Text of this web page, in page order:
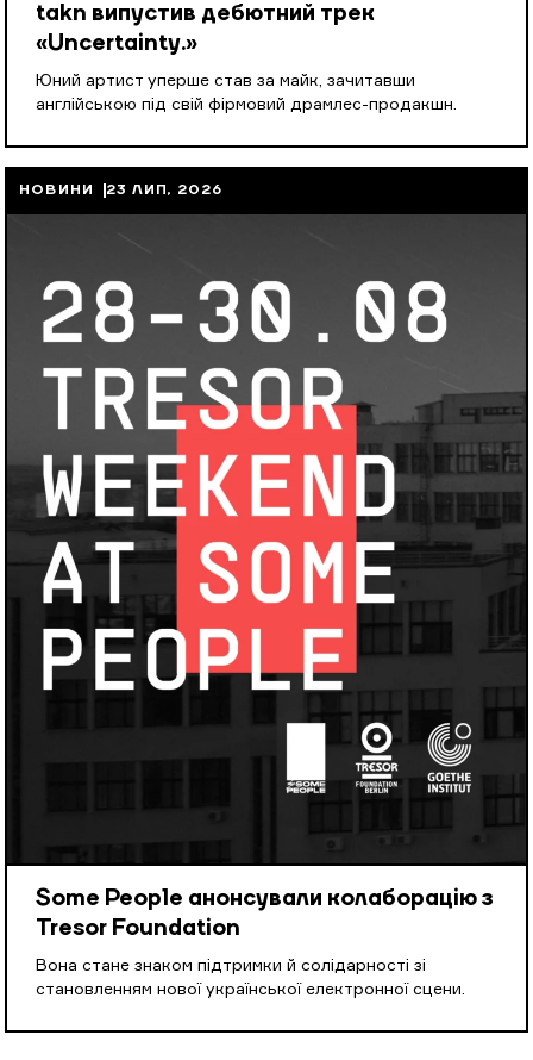
takn випустив дебютний трек
«Uncertainty.»
Юний артист уперше став за майк, зачитавши
англійською під свій фірмовий драмлес-продакшн.
НОВИНИ 23 ЛИП, 2026
Some People анонсували колаборацію з
Tresor Foundation
Вона стане знаком підтримки й солідарності зі
становленням нової української електронної сцени.